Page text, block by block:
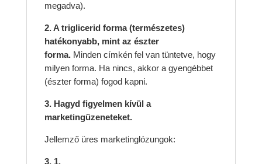
megadva).
2. A triglicerid forma (természetes)
hatékonyabb, mint az észter
forma.Minden címkén fel van tüntetve, hogy
milyen forma. Ha nincs, akkor a gyengébbet
(észter forma) fogod kapni.
3. Hagyd figyelmen kívül a
marketingüzeneteket.
Jellemző üres marketinglózungok:
3. 1.